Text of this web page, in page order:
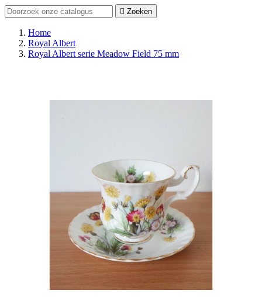
 Zoeken
Home
Royal Albert
Royal Albert serie Meadow Field 75 mm